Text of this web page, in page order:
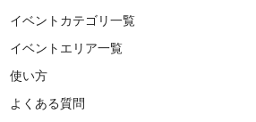
イベントカテゴリ一覧
イベントエリア一覧
使い方
よくある質問